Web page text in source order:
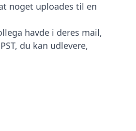
noget uploades til en
havde i deres mail,
du kan udlevere,